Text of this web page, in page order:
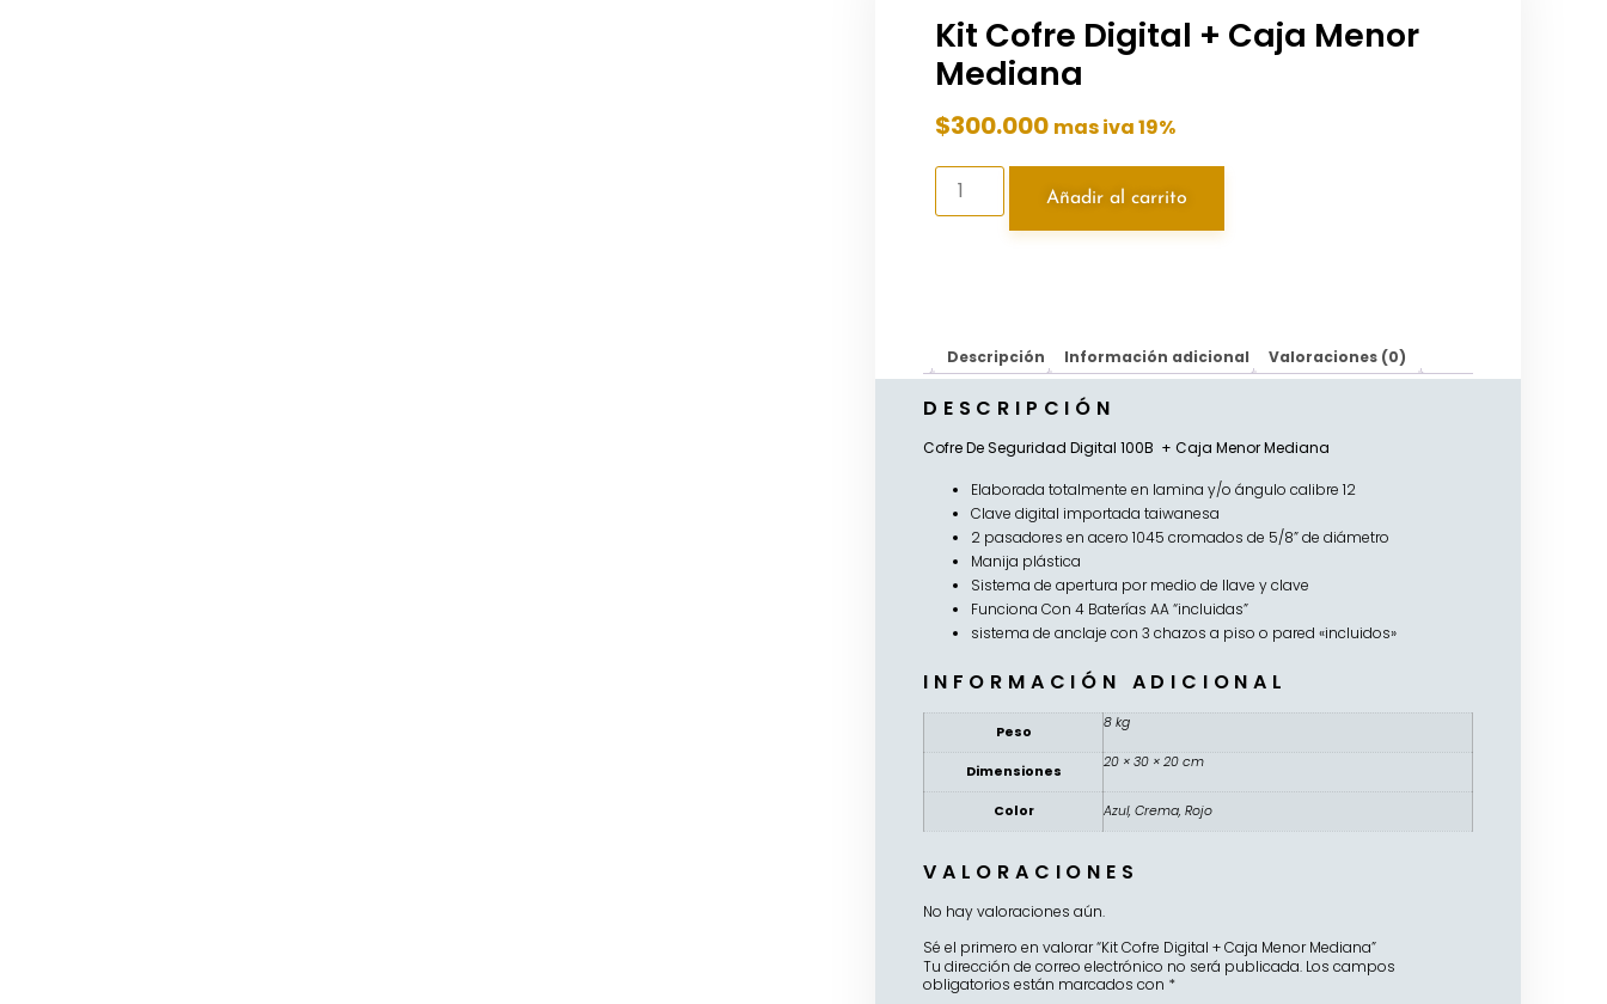
Kit Cofre Digital + Caja Menor
Mediana
$300.000 mas iva 19%
Añadir al carrito
Descripción Información adicional Valoraciones (0)
DESCRIPCIÓN
Cofre De Seguridad Digital 100B + Caja Menor Mediana
Elaborada totalmente en lamina y/o ángulo calibre 12
Clave digital importada taiwanesa
2 pasadores en acero 1045 cromados de 5/8” de diámetro
Manija plástica
Sistema de apertura por medio de llave y clave
Funciona Con 4 Baterías AA “incluidas”
sistema de anclaje con 3 chazos a piso o pared «incluidos»
INFORMACIÓN ADICIONAL
Peso
8 kg
Dimensiones
20 × 30 × 20 cm
Color Azul, Crema, Rojo
VALORACIONES
No hay valoraciones aún.
Sé el primero en valorar “Kit Cofre Digital + Caja Menor Mediana”
Tu dirección de correo electrónico no será publicada. Los campos
obligatorios están marcados con *